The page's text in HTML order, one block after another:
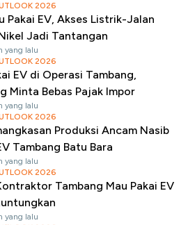
2026
Pakai EV, Akses Listrik-Jalan
Jadi Tantangan
yang lalu
2026
EV di Operasi Tambang,
Minta Bebas Pajak Impor
yang lalu
2026
Produksi Ancam Nasib
Tambang Batu Bara
yang lalu
2026
Tambang Mau Pakai EV
yang lalu